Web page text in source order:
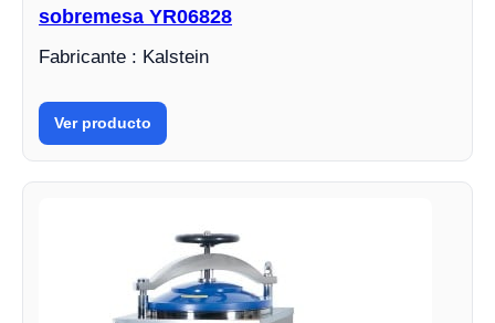
sobremesa YR06828
Fabricante : Kalstein
Ver producto